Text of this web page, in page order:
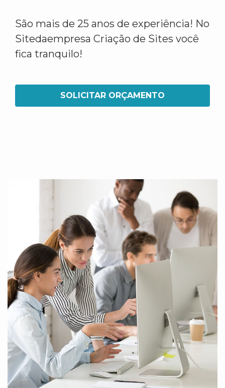
São mais de 25 anos de experiência! No
Sitedaempresa Criação de Sites você
fica tranquilo!
SOLICITAR ORÇAMENTO